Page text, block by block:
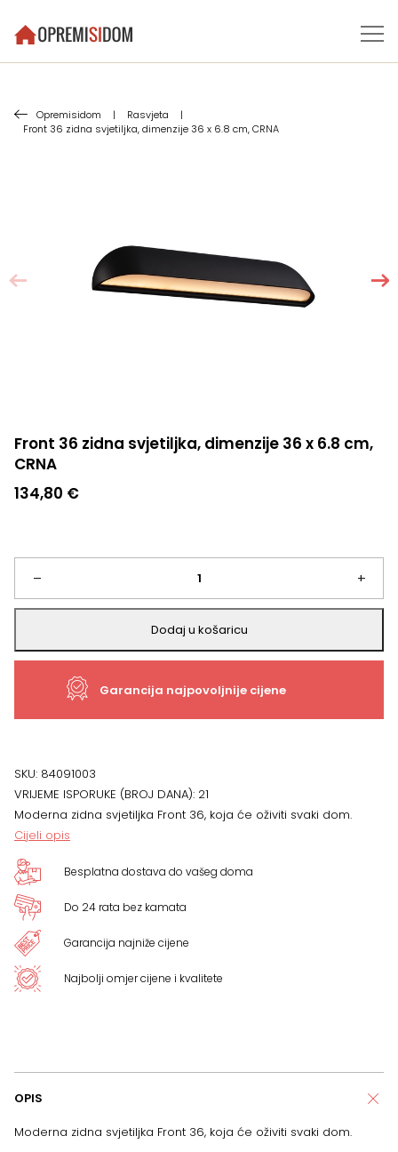
Opremisidom | Rasvjeta
|
Front 36 zidna svjetiljka, dimenzije 36 x 6.8 cm, CRNA
Front 36 zidna svjetiljka, dimenzije 36 x 6.8 cm,
CRNA
134,80 €
–
Front
36
zidna
36
6.8
cm,
CRNA
količina
+
Dodaj u košaricu
Garancija najpovoljnije cijene
SKU: 84091003
VRIJEME ISPORUKE (BROJ DANA): 21
Moderna zidna svjetiljka Front 36, koja će oživiti svaki dom.
Cijeli opis
Besplatna dostava do vašeg doma
Do 24 rata bez kamata
Garancija najniže cijene
Najbolji omjer cijene i kvalitete
OPIS
Moderna zidna svjetiljka Front 36, koja će oživiti svaki dom.